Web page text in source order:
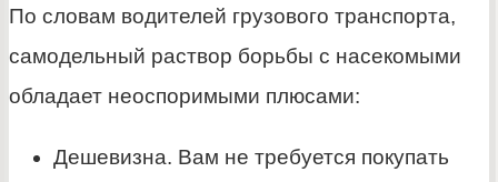
По словам водителей грузового транспорта,
самодельный раствор борьбы с насекомыми
обладает неоспоримыми плюсами:
Дешевизна. Вам не требуется покупать